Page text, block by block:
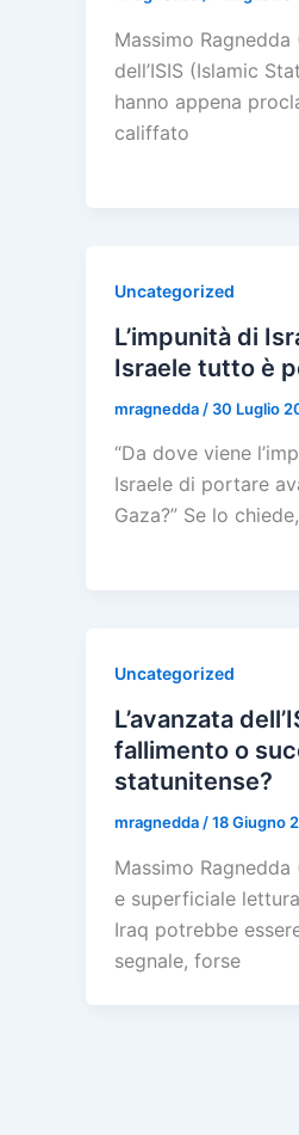
Massimo
dell’ISIS (Islamic
hanno appena
califfato
Uncategorized
L’impunità di
Israele tutto è
mragnedda / 30 Luglio
“Da dove viene
Israele di portare
Gaza?” Se lo
Uncategorized
L’avanzata
fallimento o
statunitense?
mragnedda /18 Giugno
Massimo
e superficiale
Iraq potrebbe
segnale, forse